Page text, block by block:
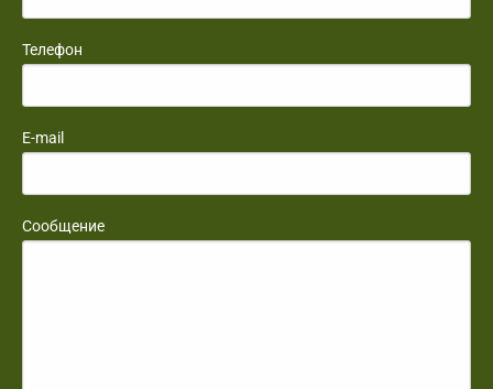
Телефон
E-mail
Сообщение